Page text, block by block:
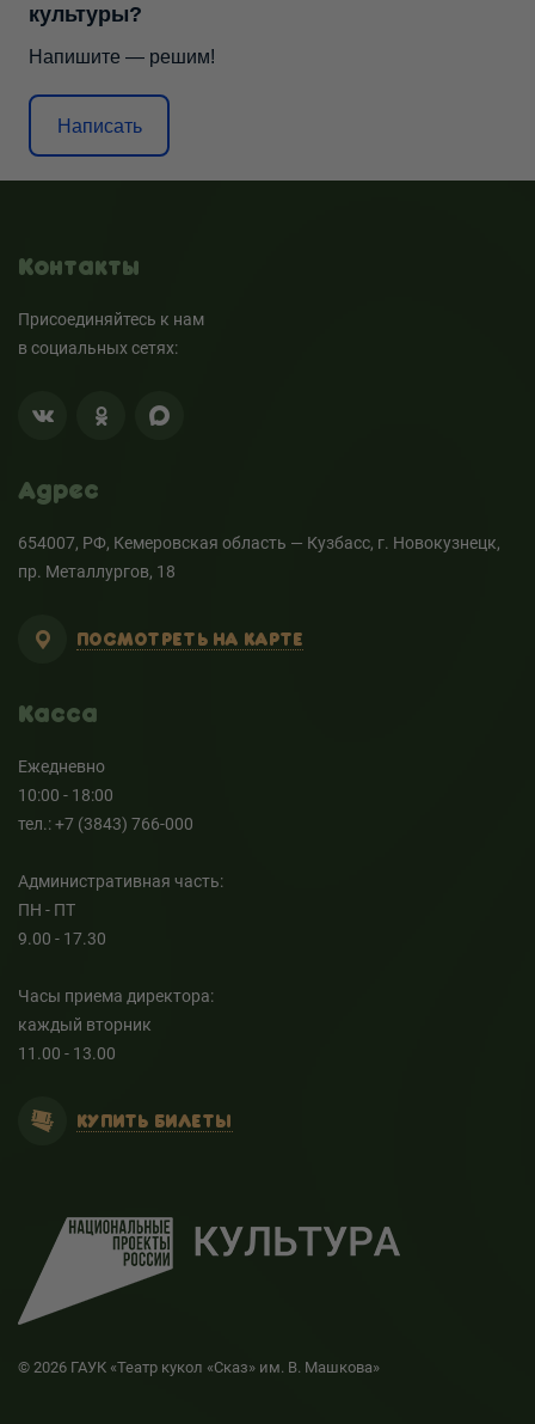
культуры?
Напишите — решим!
Написать
Контакты
Присоединяйтесь к нам
в социальных сетях:
Адрес
654007, РФ, Кемеровская область — Кузбасс, г. Новокузнецк,
пр. Металлургов, 18
ПОСМОТРЕТЬ НА КАРТЕ
Касса
Ежедневно
10:00 - 18:00
тел.: +7 (3843) 766-000
Административная часть:
ПН - ПТ
9.00 - 17.30
Часы приема директора:
каждый вторник
11.00 - 13.00
КУПИТЬ БИЛЕТЫ
© 2026 ГАУК «Театр кукол «Сказ» им. В. Машкова»